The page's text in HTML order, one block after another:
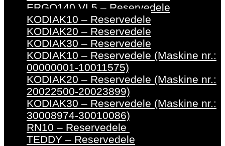
ERGO140 VL5 – Reservedele
KODIAK10 – Reservedele
KODIAK20 – Reservedele
KODIAK30 – Reservedele
KODIAK10 – Reservedele (Maskine nr.:
00000001-10011575)
KODIAK20 – Reservedele (Maskine nr.:
20022500-20023899)
KODIAK30 – Reservedele (Maskine nr.:
30008974-30010086)
RN10 – Reservedele
TEDDY – Reservedele